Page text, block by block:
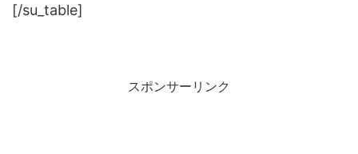
[/su_table]
スポンサーリンク